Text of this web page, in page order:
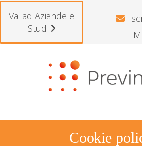
Vai ad Aziende e
Studi
Cookie
Tu sei qui:
avvisano gli iscritti che il